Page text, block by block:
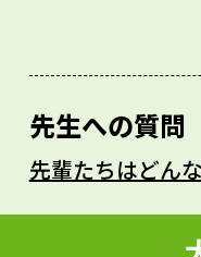
を飛べるのは、
に必要なのは努
うとは限りませ
始まりません。
ていけば、自分
先生への質問
先輩たちはどん